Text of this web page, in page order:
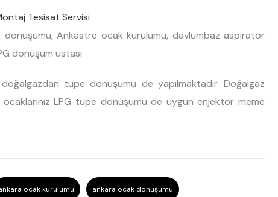
Tesisat Servisi
dönüşümü, Ankastre ocak kurulumu, davlumbaz aspiratör
dönüşüm ustası
tüpe dönüşümü de yapılmaktadır. Doğalgaz
ocaklarınız LPG tüpe dönüşümü de uygun enjektör meme
ocak kurulumu ankara ocak dönüşümü